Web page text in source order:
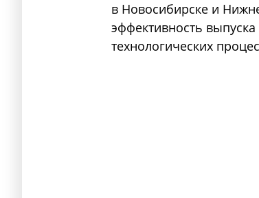
в Новосибирске и
эффективность
технологических